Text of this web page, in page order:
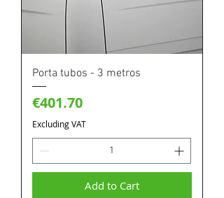
Porta tubos - 3 metros
Price
€401.70
Excluding VAT
Add to Cart